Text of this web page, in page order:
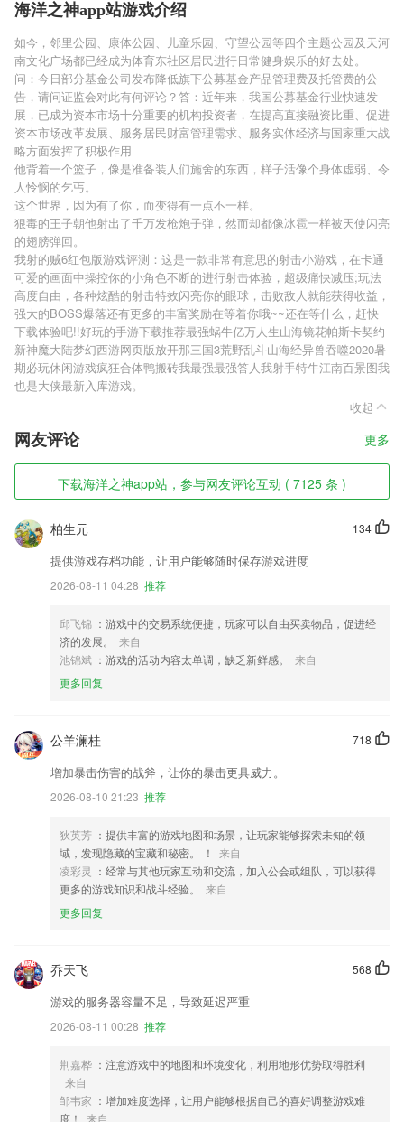
海洋之神app站游戏介绍
如今，邻里公园、康体公园、儿童乐园、守望公园等四个主题公园及天河
南文化广场都已经成为体育东社区居民进行日常健身娱乐的好去处。
问：今日部分基金公司发布降低旗下公募基金产品管理费及托管费的公
告，请问证监会对此有何评论？答：近年来，我国公募基金行业快速发
展，已成为资本市场十分重要的机构投资者，在提高直接融资比重、促进
资本市场改革发展、服务居民财富管理需求、服务实体经济与国家重大战
略方面发挥了积极作用
他背着一个篮子，像是准备装人们施舍的东西，样子活像个身体虚弱、令
人怜悯的乞丐。
这个世界，因为有了你，而变得有一点不一样。
狠毒的王子朝他射出了千万发枪炮子弹，然而却都像冰雹一样被天使闪亮
的翅膀弹回。
我射的贼6红包版游戏评测：这是一款非常有意思的射击小游戏，在卡通
可爱的画面中操控你的小角色不断的进行射击体验，超级痛快减压;玩法
高度自由，各种炫酷的射击特效闪亮你的眼球，击败敌人就能获得收益，
强大的BOSS爆落还有更多的丰富奖励在等着你哦~~还在等什么，赶快
下载体验吧!!好玩的手游下载推荐最强蜗牛亿万人生山海镜花帕斯卡契约
新神魔大陆梦幻西游网页版放开那三国3荒野乱斗山海经异兽吞噬2020暑
期必玩休闲游戏疯狂合体鸭搬砖我最强最强答人我射手特牛江南百景图我
也是大侠最新入库游戏。
收起
网友评论 更多
下载海洋之神app站，参与网友评论互动 ( 7125 条 )
134
柏生元
提供游戏存档功能，让用户能够随时保存游戏进度
2026-08-11 04:28 推荐
邱飞锦 ：游戏中的交易系统便捷，玩家可以自由买卖物品，促进经
济的发展。
来自
池锦斌 ：游戏的活动内容太单调，缺乏新鲜感。
来自
更多回复
718
公羊澜桂
增加暴击伤害的战斧，让你的暴击更具威力。
2026-08-10 21:23 推荐
狄英芳 ：提供丰富的游戏地图和场景，让玩家能够探索未知的领
域，发现隐藏的宝藏和秘密。 ！
来自
凌彩灵 ：经常与其他玩家互动和交流，加入公会或组队，可以获得
更多的游戏知识和战斗经验。
来自
更多回复
568
乔天飞
游戏的服务器容量不足，导致延迟严重
2026-08-11 00:28 推荐
荆嘉桦 ：注意游戏中的地图和环境变化，利用地形优势取得胜利
来自
邹韦家 ：增加难度选择，让用户能够根据自己的喜好调整游戏难
度！
来自